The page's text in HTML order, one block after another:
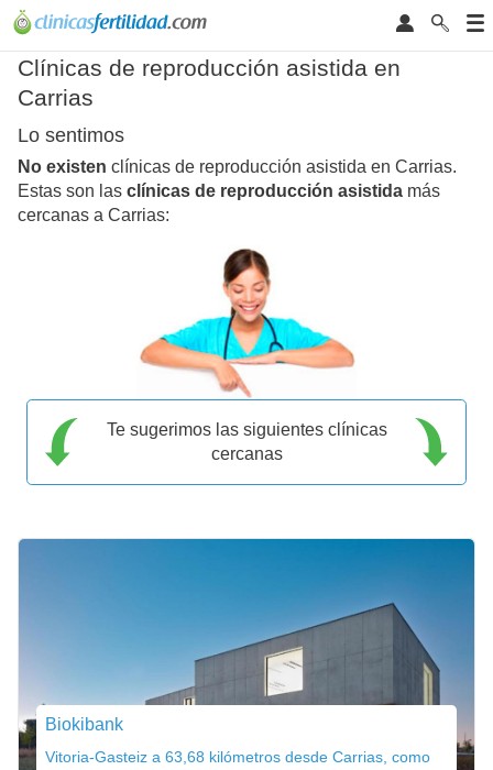
Clínicas de reproducción asistida en
Carrias
Lo sentimos
No existen clínicas de reproducción asistida en Carrias.
Estas son las clínicas de reproducción asistida más
cercanas a Carrias:
Te sugerimos las siguientes clínicas
cercanas
Biokibank
Vitoria-Gasteiz a 63,68 kilómetros desde Carrias, como